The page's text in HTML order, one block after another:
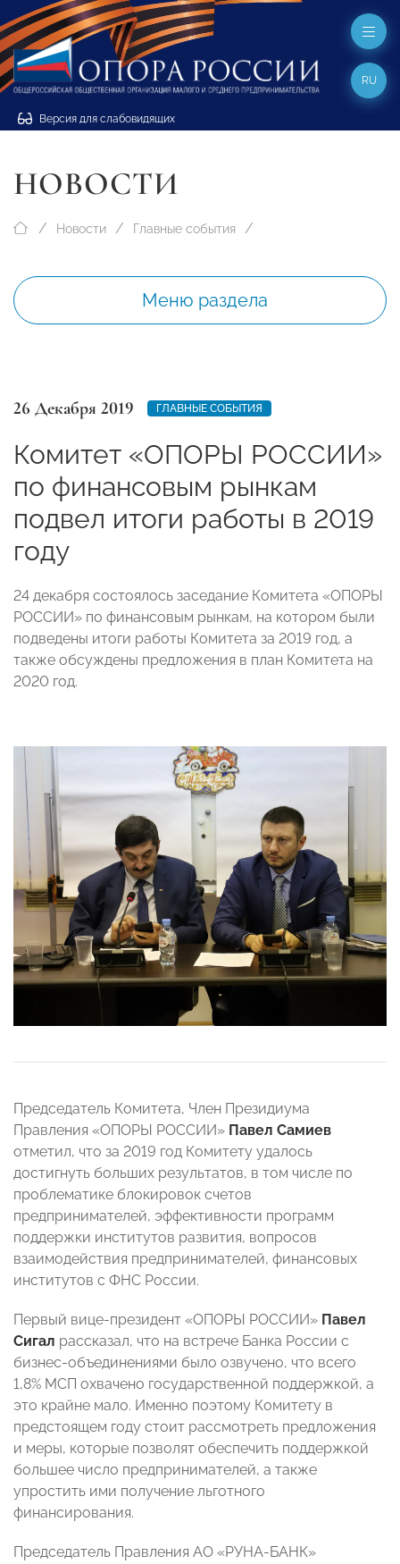
Версия для слабовидящих
RU
НОВОСТИ
Новости Главные события
Меню раздела
26 Декабря 2019 ГЛАВНЫЕ СОБЫТИЯ
Комитет «ОПОРЫ РОССИИ»
по финансовым рынкам
подвел итоги работы в 2019
году
24 декабря состоялось заседание Комитета «ОПОРЫ
РОССИИ» по финансовым рынкам, на котором были
подведены итоги работы Комитета за 2019 год, а
также обсуждены предложения в план Комитета на
2020 год.
Председатель Комитета, Член Президиума
Правления «ОПОРЫ РОССИИ» Павел Самиев
отметил, что за 2019 год Комитету удалось
достигнуть больших результатов, в том числе по
проблематике блокировок счетов
предпринимателей, эффективности программ
поддержки институтов развития, вопросов
взаимодействия предпринимателей, финансовых
институтов с ФНС России.
Первый вице-президент «ОПОРЫ РОССИИ» Павел
Сигал рассказал, что на встрече Банка России с
бизнес-объединениями было озвучено, что всего
1,8% МСП охвачено государственной поддержкой, а
это крайне мало. Именно поэтому Комитету в
предстоящем году стоит рассмотреть предложения
и меры, которые позволят обеспечить поддержкой
большее число предпринимателей, а также
упростить ими получение льготного
финансирования.
Председатель Правления АО «РУНА-БАНК»